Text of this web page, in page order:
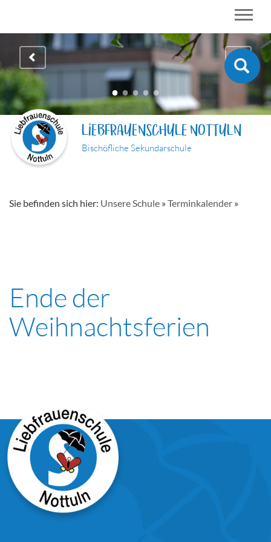
LIEBFRAUENSCHULE NOTTULN
Bischöfliche Sekundarschule
Sie befinden sich hier: Unsere Schule »Terminkalender »
Ende der
Weihnachtsferien